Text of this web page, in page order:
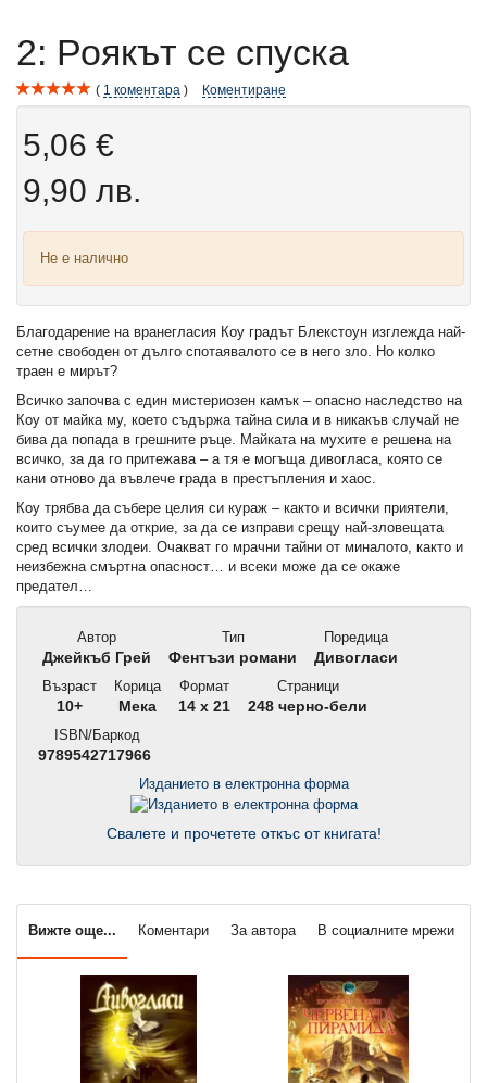
2: Роякът се спуска
1 коментара Коментиране
5,06 €
9,90 лв.
Не е налично
Благодарение на вранегласия Коу градът Блекстоун изглежда най-
сетне свободен от дълго спотаявалото се в него зло. Но колко
траен е мирът?
Всичко започва с един мистериозен камък – опасно наследство на
Коу от майка му, което съдържа тайна сила и в никакъв случай не
бива да попада в грешните ръце. Майката на мухите е решена на
всичко, за да го притежава – а тя е могъща дивогласа, която се
кани отново да въвлече града в престъпления и хаос.
Коу трябва да събере целия си кураж – както и всички приятели,
които съумее да открие, за да се изправи срещу най-зловещата
сред всички злодеи. Очакват го мрачни тайни от миналото, както и
неизбежна смъртна опасност… и всеки може да се окаже
предател…
Автор
Джейкъб Грей
Тип
Фентъзи романи
Поредица
Дивогласи
Възраст
10+
Корица
Мека
Формат
14 x 21
Страници
248 черно-бели
ISBN/Баркод
9789542717966
Изданието в електронна форма
Свалете и прочетете откъс от книгата!
Вижте още... Коментари За автора В социалните мрежи